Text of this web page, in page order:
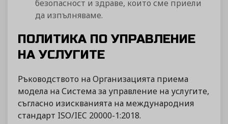
безопасност и здраве, които сме приели
да изпълняваме.
ПОЛИТИКА ПО УПРАВЛЕНИЕ
НА УСЛУГИТЕ
Ръководството на Организацията приема
модела на Система за управление на услугите,
съгласно изискванията на международния
стандарт ISO/IEC 20000-1:2018.